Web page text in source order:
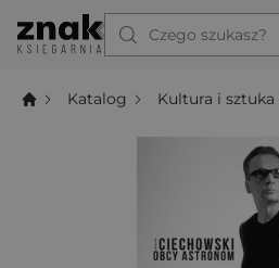
Czego szukasz?
Katalog Kultura i sztuka